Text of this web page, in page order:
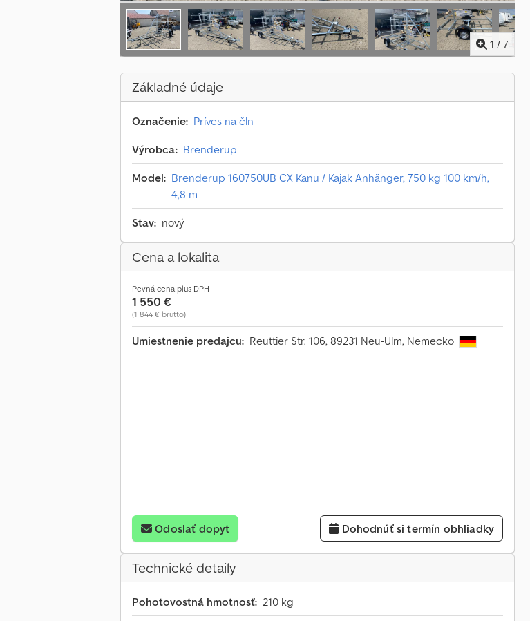
1 / 7
Základné údaje
Označenie: Príves na čln
Výrobca: Brenderup
Model: Brenderup 160750UB CX Kanu / Kajak Anhänger, 750 kg 100 km/h,
4,8 m
Stav: nový
Cena a lokalita
Pevná cena plus DPH
1 550 €
(1 844 € brutto)
Umiestnenie predajcu: Reuttier Str. 106, 89231 Neu-Ulm, Nemecko
Odoslať dopyt Dohodnúť si termín obhliadky
Technické detaily
Pohotovostná hmotnosť: 210 kg